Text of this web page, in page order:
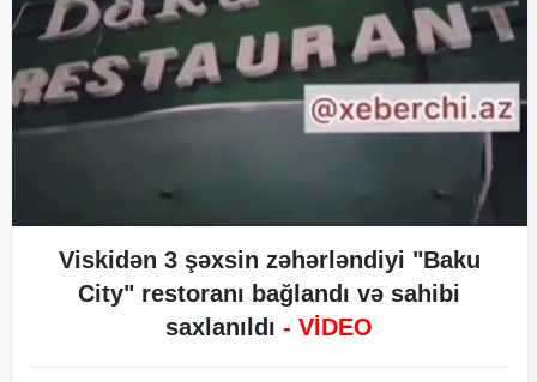
Viskidən 3 şəxsin zəhərləndiyi "Baku
City" restoranı bağlandı və sahibi
saxlanıldı - VİDEO